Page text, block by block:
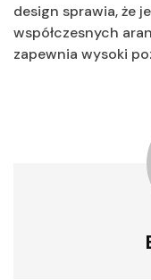
design sprawia, że
współczesnych
zapewnia wysoki